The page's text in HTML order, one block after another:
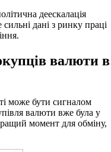
деескалація
дані з ринку праці
валюти в
може бути сигналом
валюти вже була у
момент для обміну,